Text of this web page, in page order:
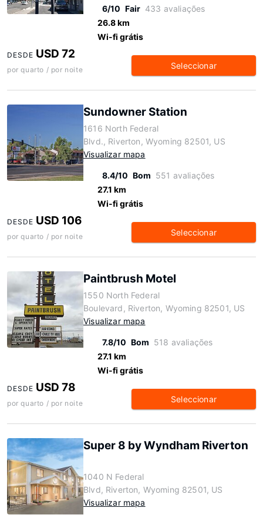
6/10 Fair 433 avaliações
26.8 km
Wi-fi grátis
DESDE USD 72
por quarto / por noite Seleccionar
Sundowner Station
1616 North Federal
Blvd., Riverton, Wyoming 82501, US
Visualizar mapa
8.4/10 Bom 551 avaliações
27.1 km
Wi-fi grátis
DESDE USD 106
por quarto / por noite Seleccionar
Paintbrush Motel
1550 North Federal
Boulevard, Riverton, Wyoming 82501, US
Visualizar mapa
7.8/10 Bom 518 avaliações
27.1 km
Wi-fi grátis
DESDE USD 78
por quarto / por noite Seleccionar
Super 8 by Wyndham Riverton
1040 N Federal
Blvd, Riverton, Wyoming 82501, US
Visualizar mapa